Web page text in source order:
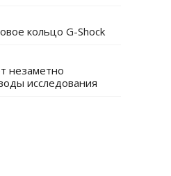
кольцо G-Shock
незаметно
исследования